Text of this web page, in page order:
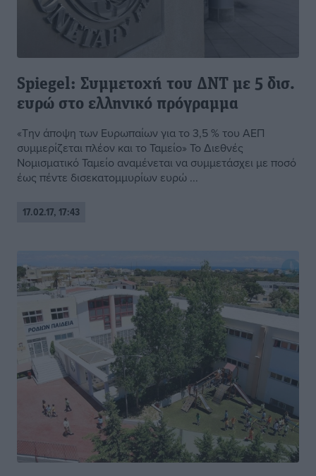
Spiegel: Συμμετοχή του ΔΝΤ με 5 δισ.
ευρώ στο ελληνικό πρόγραμμα
«Την άποψη των Ευρωπαίων για το 3,5 % του ΑΕΠ
συμμερίζεται πλέον και το Ταμείο» Το Διεθνές
Νομισματικό Ταμείο αναμένεται να συμμετάσχει με ποσό
έως πέντε δισεκατομμυρίων ευρώ ...
17.02.17, 17:43